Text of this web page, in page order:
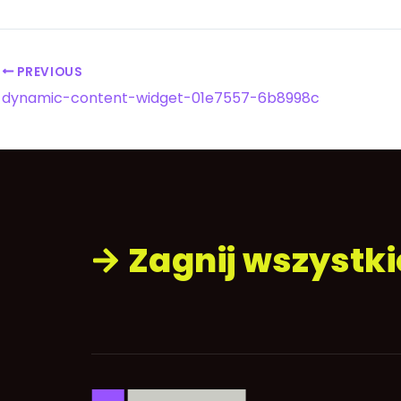
PREVIOUS
dynamic-content-widget-01e7557-6b8998c
Zagnij